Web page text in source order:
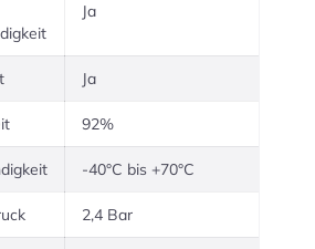
Ja
Ja
92%
-40°C bis +70°C
2,4 Bar